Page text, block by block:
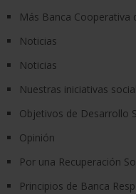
Más Banca Cooperativa
Noticias
Noticias
Nuestras iniciativas
Objetivos de Desarrollo
Opinión
Por una Recuperación
Principios de Banca